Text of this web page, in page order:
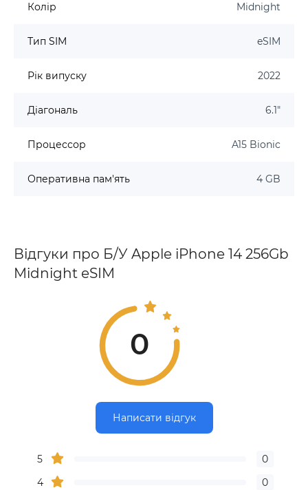
Колір Midnight
Тип SIM eSIM
Рік випуску 2022
Діагональ 6.1"
Процессор A15 Bionic
Оперативна пам'ять 4 GB
Відгуки про Б/У Apple iPhone 14 256Gb
Midnight eSIM
0
Написати відгук
5
0
4
0